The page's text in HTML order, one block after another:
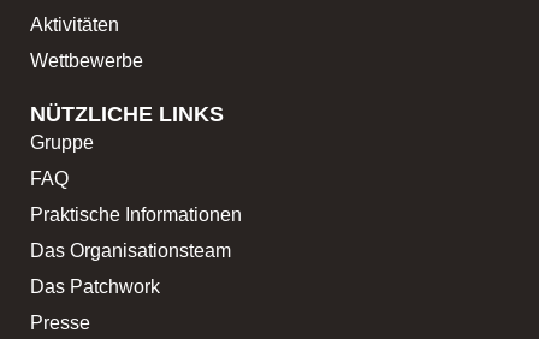
Aktivitäten
Wettbewerbe
NÜTZLICHE LINKS
Gruppe
FAQ
Praktische Informationen
Das Organisationsteam
Das Patchwork
Presse